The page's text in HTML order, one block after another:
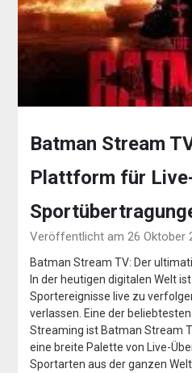
Batman Stream
Plattform für
Veröffentlicht am 26 Oktober
Batman Stream TV: Der
In der heutigen digitalen Welt
Sportereignisse live zu
verlassen. Eine der
Streaming ist Batman Stream
eine breite Palette von Live-
Sportarten aus der ganzen